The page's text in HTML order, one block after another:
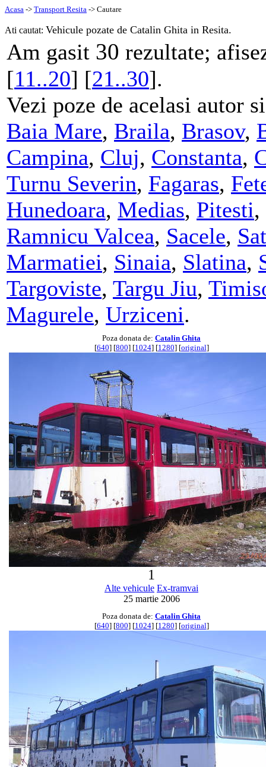
Acasa -> Transport Resita -> Cautare
Ati cautat: Vehicule pozate de Catalin Ghita in Resita.
Am gasit 30 rezultate;
[11..20] [21..30].
Vezi poze de acelasi autor
Baia Mare, Braila, Brasov,
Campina, Cluj, Constanta,
Turnu Severin, Fagaras,
Hunedoara, Medias, Pitesti,
Ramnicu Valcea, Sacele,
Marmatiei, Sinaia, Slatina,
Targoviste, Targu Jiu,
Magurele, Urziceni.
Poza donata de: Catalin Ghita
[640] [800] [1024] [1280] [original]
1
Alte vehicule Ex-tramvai
25 martie 2006
Poza donata de: Catalin Ghita
[640] [800] [1024] [1280] [original]